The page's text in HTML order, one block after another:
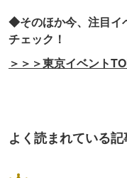
◆そのほか今、注目イ
チェック！
＞＞＞東京イベント
よく読まれている